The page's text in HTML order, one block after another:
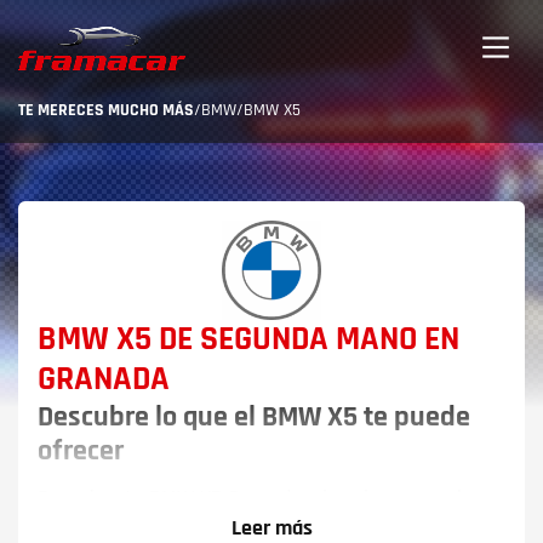
TE MERECES MUCHO MÁS/BMW/BMW X5
BMW X5 DE SEGUNDA MANO EN
GRANADA
Descubre lo que el BMW X5 te puede
ofrecer
que se define como impresionante. Hace gala de un